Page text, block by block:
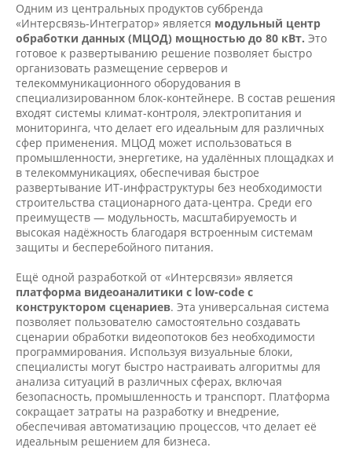
Одним из центральных продуктов суббренда
«Интерсвязь-Интегратор» является модульный центр
обработки данных (МЦОД) мощностью до 80 кВт. Это
готовое к развертыванию решение позволяет быстро
организовать размещение серверов и
телекоммуникационного оборудования в
специализированном блок-контейнере. В состав решения
входят системы климат-контроля, электропитания и
мониторинга, что делает его идеальным для различных
сфер применения. МЦОД может использоваться в
промышленности, энергетике, на удалённых площадках и
в телекоммуникациях, обеспечивая быстрое
развертывание ИТ-инфраструктуры без необходимости
строительства стационарного дата-центра. Среди его
преимуществ — модульность, масштабируемость и
высокая надёжность благодаря встроенным системам
защиты и бесперебойного питания.
Ещё одной разработкой от «Интерсвязи» является
платформа видеоаналитики с low-code с
конструктором сценариев. Эта универсальная система
позволяет пользователю самостоятельно создавать
сценарии обработки видеопотоков без необходимости
программирования. Используя визуальные блоки,
специалисты могут быстро настраивать алгоритмы для
анализа ситуаций в различных сферах, включая
безопасность, промышленность и транспорт. Платформа
сокращает затраты на разработку и внедрение,
обеспечивая автоматизацию процессов, что делает её
идеальным решением для бизнеса.